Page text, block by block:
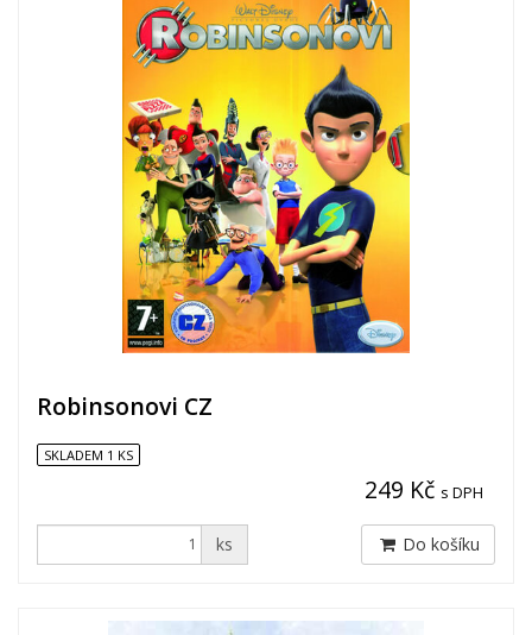
Robinsonovi CZ
SKLADEM 1 KS
249 Kč s DPH
ks Do košíku